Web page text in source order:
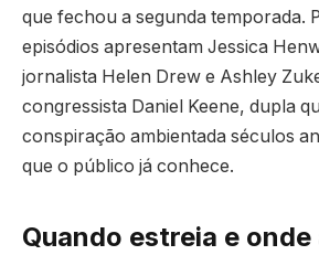
que fechou a segunda temporada.
episódios apresentam Jessica
jornalista Helen Drew e Ashley
congressista Daniel Keene, dupla
conspiração ambientada séculos
que o público já conhece.
Quando estreia e